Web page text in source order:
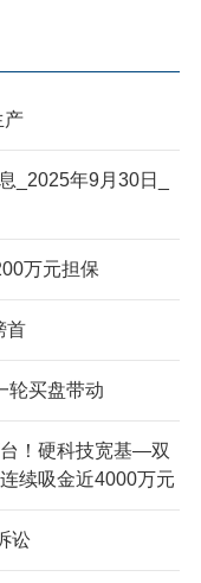
产
_2025年9月30日_
万元担保
首
轮买盘带动
！硬科技宽基—双
续吸金近4000万元
讼